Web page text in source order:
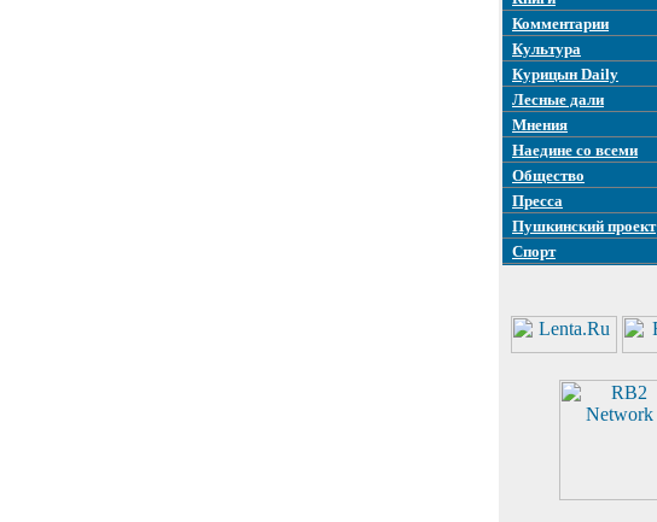
Комментарии
Культура
Курицын Daily
Лесные дали
Мнения
Наедине со всеми
Общество
Пресса
Пушкинский проект
Спорт